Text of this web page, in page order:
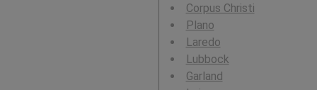
Corpus Christi
Plano
Laredo
Lubbock
Garland